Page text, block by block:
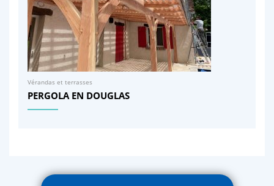
Vérandas et terrasses
PERGOLA EN DOUGLAS